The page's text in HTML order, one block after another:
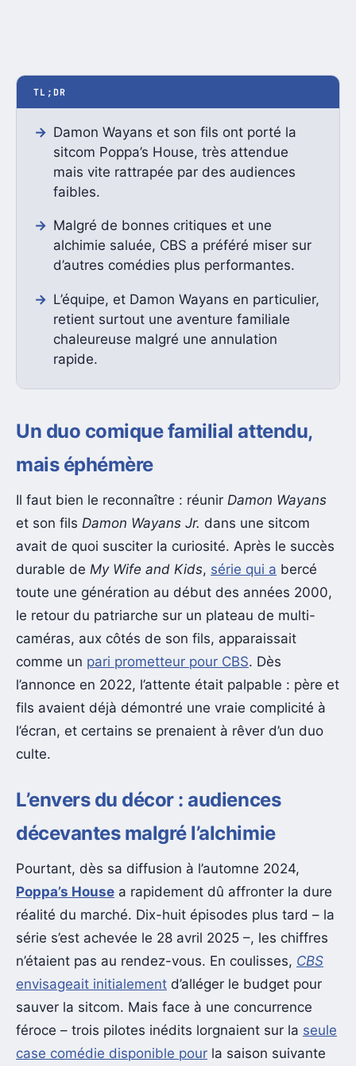
TL;DR
Damon Wayans et son fils ont porté la
sitcom Poppa’s House, très attendue
mais vite rattrapée par des audiences
faibles.
Malgré de bonnes critiques et une
alchimie saluée, CBS a préféré miser sur
d’autres comédies plus performantes.
L’équipe, et Damon Wayans en particulier,
retient surtout une aventure familiale
chaleureuse malgré une annulation
rapide.
Un duo comique familial attendu,
mais éphémère
Il faut bien le reconnaître : réunir Damon Wayans
et son fils Damon Wayans Jr. dans une sitcom
avait de quoi susciter la curiosité. Après le succès
durable de My Wife and Kids, série qui a bercé
toute une génération au début des années 2000,
le retour du patriarche sur un plateau de multi-
caméras, aux côtés de son fils, apparaissait
comme un pari prometteur pour CBS. Dès
l’annonce en 2022, l’attente était palpable : père et
fils avaient déjà démontré une vraie complicité à
l’écran, et certains se prenaient à rêver d’un duo
culte.
L’envers du décor : audiences
décevantes malgré l’alchimie
Pourtant, dès sa diffusion à l’automne 2024,
Poppa’s House a rapidement dû affronter la dure
réalité du marché. Dix-huit épisodes plus tard – la
série s’est achevée le 28 avril 2025 –, les chiffres
n’étaient pas au rendez-vous. En coulisses, CBS
envisageait initialement d’alléger le budget pour
sauver la sitcom. Mais face à une concurrence
féroce – trois pilotes inédits lorgnaient sur la seule
case comédie disponible pour la saison suivante